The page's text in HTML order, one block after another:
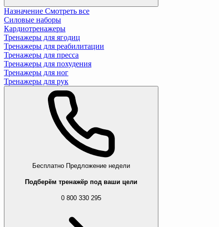
Назначение Смотреть все
Силовые наборы
Кардиотренажеры
Тренажеры для ягодиц
Тренажеры для реабилитации
Тренажеры для пресса
Тренажеры для похудения
Тренажеры для ног
Тренажеры для рук
Бесплатно Предложение недели
Подберём тренажёр под ваши цели
0 800 330 295